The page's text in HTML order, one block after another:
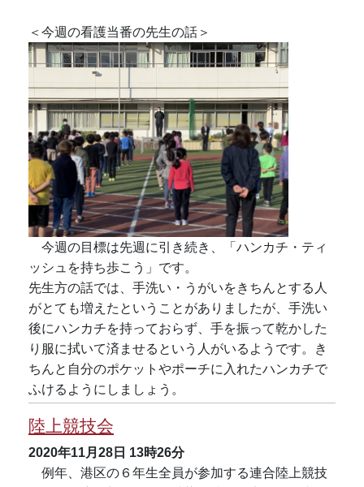
＜今週の看護当番の先生の話＞
今週の目標は先週に引き続き、「ハンカチ・ティ
ッシュを持ち歩こう」です。
先生方の話では、手洗い・うがいをきちんとする人
がとても増えたということがありましたが、手洗い
後にハンカチを持っておらず、手を振って乾かした
り服に拭いて済ませるという人がいるようです。き
ちんと自分のポケットやポーチに入れたハンカチで
ふけるようにしましょう。
陸上競技会
2020年11月28日 13時26分
例年、港区の６年生全員が参加する連合陸上競技